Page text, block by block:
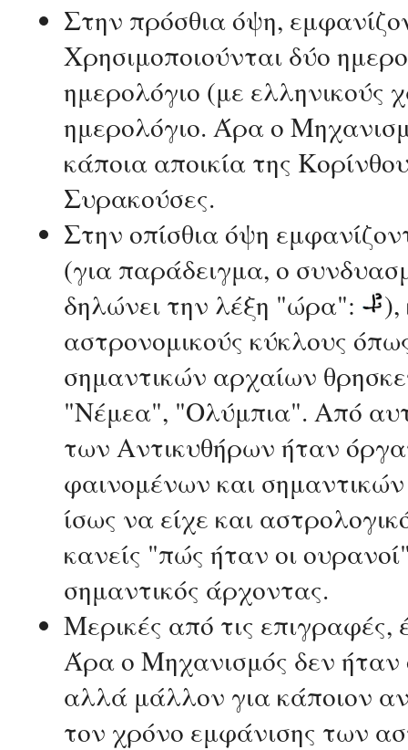
Στην πρόσθια όψη,
Χρησιμοποιούνται δύο
ημερολόγιο (με ελληνικούς
ημερολόγιο. Άρα ο
κάποια αποικία της
Συρακούσες.
Στην οπίσθια όψη
(για παράδειγμα, ο
δηλώνει την λέξη "ώρα":
),
αστρονομικούς κύκλους
σημαντικών αρχαίων
"Νέμεα", "Ολύμπια". Από
των Αντικυθήρων ήταν
φαινομένων και
ίσως να είχε και
κανείς "πώς ήταν οι
σημαντικός άρχοντας.
Μερικές από τις
Άρα ο Μηχανισμός δεν ήταν
αλλά μάλλον για κάποιον
τον χρόνο εμφάνισης των